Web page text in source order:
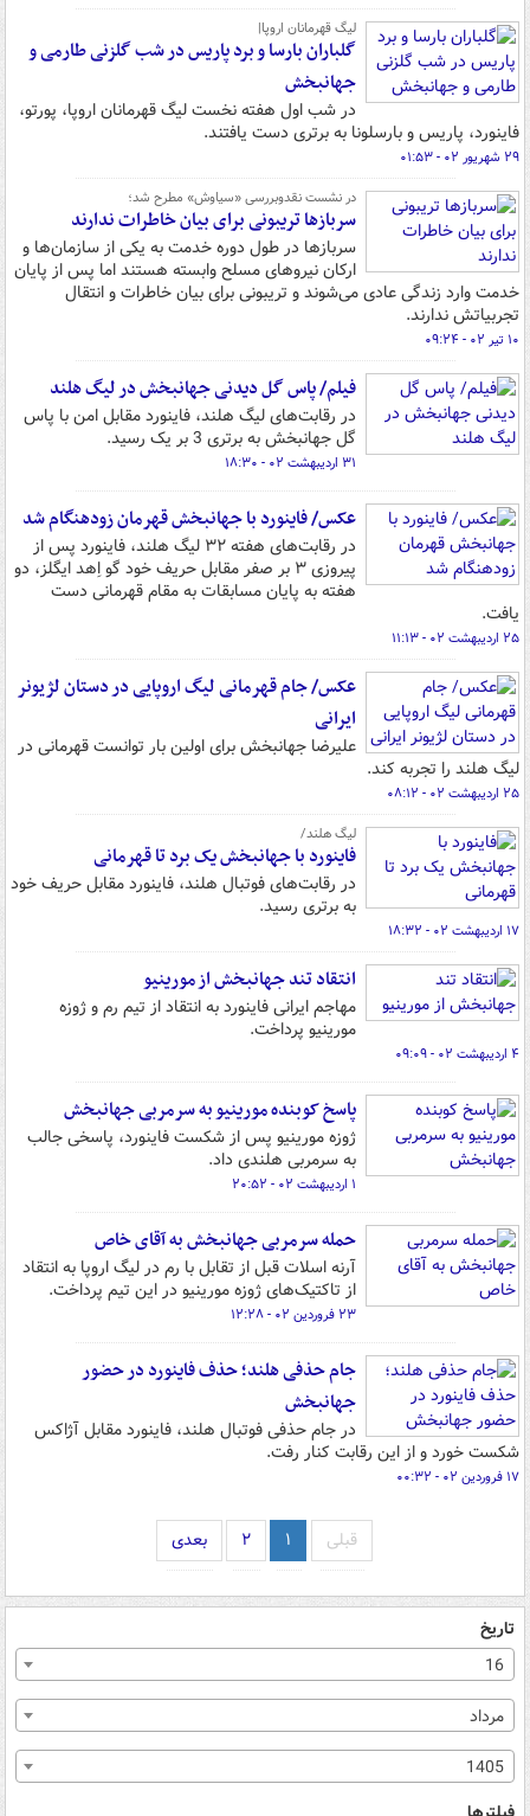
لیگ قهرمانان اروپا|
گلباران بارسا و برد پاریس در شب گلزنی طارمی و
جهانبخش
در شب اول هفته نخست لیگ قهرمانان اروپا، پورتو،
فاینورد، پاریس و بارسلونا به برتری دست یافتند.
۲۹ شهریور ۰۲ - ۰۱:۵۳
در نشست نقدوبررسی «سیاوش» مطرح شد؛
سربازها تریبونی برای بیان خاطرات ندارند
سربازها در طول دوره خدمت به یکی از سازمان‌ها و
ارکان نیروهای مسلح وابسته هستند اما پس از پایان
خدمت وارد زندگی عادی می‌شوند و تریبونی برای بیان خاطرات و انتقال
تجربیاتش ندارند.
۱۰ تیر ۰۲ - ۰۹:۲۴
فیلم/ پاس گل دیدنی جهانبخش در لیگ هلند
در رقابت‌های لیگ هلند، فاینورد مقابل امن با پاس
گل جهانبخش به برتری 3 بر یک رسید.
۳۱ اردیبهشت ۰۲ - ۱۸:۳۰
عکس/ فاینورد با جهانبخش قهرمان زودهنگام شد
در رقابت‌های هفته ۳۲ لیگ هلند، فاینورد پس از
پیروزی ۳ بر صفر مقابل حریف خود گو اِهد ایگلز، دو
هفته به پایان مسابقات به مقام قهرمانی دست
یافت.
۲۵ اردیبهشت ۰۲ - ۱۱:۱۳
عکس/ جام قهرمانی لیگ اروپایی در دستان لژیونر
ایرانی
علیرضا جهانبخش برای اولین بار توانست قهرمانی در
لیگ هلند را تجربه کند.
۲۵ اردیبهشت ۰۲ - ۰۸:۱۲
لیگ هلند/
فاینورد با جهانبخش یک برد تا قهرمانی
در رقابت‌های فوتبال هلند، فاینورد مقابل حریف خود
به برتری رسید.
۱۷ اردیبهشت ۰۲ - ۱۸:۳۲
انتقاد تند جهانبخش از مورینیو
مهاجم ایرانی فاینورد به انتقاد از تیم رم و ژوزه
مورینیو پرداخت.
۴ اردیبهشت ۰۲ - ۰۹:۰۹
پاسخ کوبنده مورینیو به سرمربی جهانبخش
ژوزه مورینیو پس از شکست فاینورد، پاسخی جالب
به سرمربی هلندی داد.
۱ اردیبهشت ۰۲ - ۲۰:۵۲
حمله سرمربی جهانبخش به آقای خاص
آرنه اسلات قبل از تقابل با رم در لیگ اروپا به انتقاد
از تاکتیک‌های ژوزه مورینیو در این تیم پرداخت.
۲۳ فروردین ۰۲ - ۱۲:۲۸
جام حذفی هلند؛ حذف فاینورد در حضور
جهانبخش
در جام حذفی فوتبال هلند، فاینورد مقابل آژاکس
شکست خورد و از این رقابت کنار رفت.
۱۷ فروردین ۰۲ - ۰۰:۳۲
قبلی ۱ ۲ بعدی
تاریخ
16
مرداد
1405